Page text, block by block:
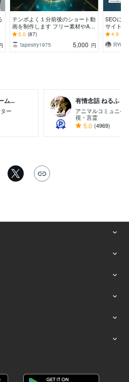
テンポよく１分前後のショート動
画を制作します フリー素材やAI
音声も用意することが可能！
5.0 (87)
tapestry1975
5,000 円
SEOに
サイト
安心！
される
4.9
ム...
ー
有情念話 ねるふ
アニマルコミュニケ
視・言霊
5.0 (4969)